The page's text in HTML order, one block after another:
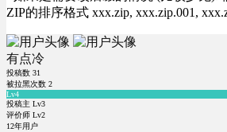
ZIP的排序格式 xxx.zip, xxx.zip.001,
有点冷
投稿数 31
被拉黑次数 2
Lv4
投稿主 Lv3
评价师 Lv2
12年用户